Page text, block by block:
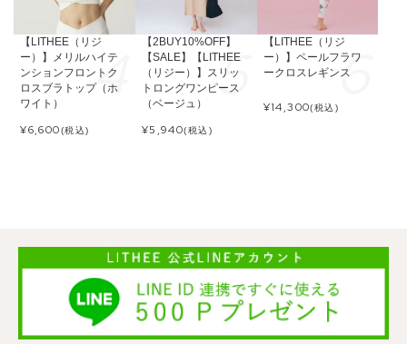
【LITHEE（リジ
ー）】メリルハイテ
ンションフロントク
ロスブラトップ（ホ
ワイト）
¥6,600(税込)
【2BUY10%OFF】
【SALE】【LITHEE
（リジー）】スリッ
トロングワンピース
（ベージュ）
¥5,940(税込)
【LITHEE（リジ
ー）】ペールフラワ
ークロスレギンス
¥14,300(税込)